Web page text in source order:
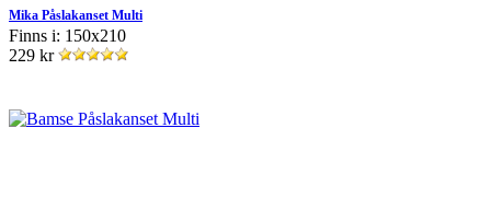
Mika Påslakanset Multi
Finns i: 150x210
229 kr